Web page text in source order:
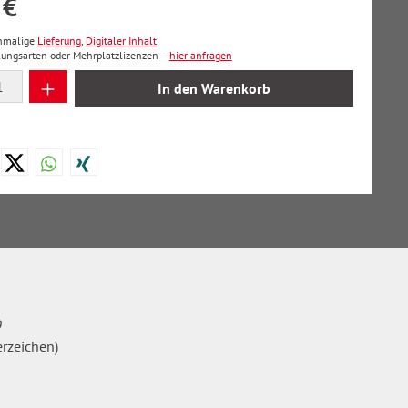
Lieferung, Digitaler Inhalt
oder Mehrplatzlizenzen – hier anfragen
Anzahl: Gib den gewünschten Wert ein
In den Warenkorb